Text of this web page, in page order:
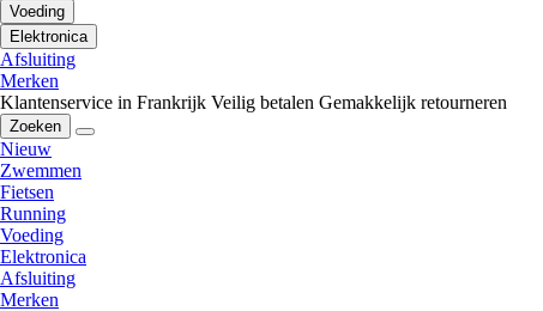
Voeding
Elektronica
Afsluiting
Merken
Klantenservice in Frankrijk Veilig betalen Gemakkelijk retourneren
Zoeken
Nieuw
Zwemmen
Fietsen
Running
Voeding
Elektronica
Afsluiting
Merken